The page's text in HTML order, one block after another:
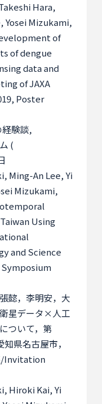
Hara,
Yosei Mizukami,
of
of dengue
data and
of JAXA
Poster
験談,
(
Ming-An Lee, Yi
Mizukami,
Using
and Science
懿，李明安，大
星データ×人工
ついて，第
知県名古屋市，
/Invitation
Hiroki Kai, Yi